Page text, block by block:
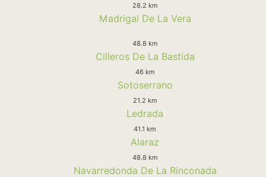
28.2 km
Madrigal De La Vera
48.8 km
Cilleros De La Bastida
46 km
Sotoserrano
21.2 km
Ledrada
41.1 km
Alaraz
48.8 km
Navarredonda De La Rinconada